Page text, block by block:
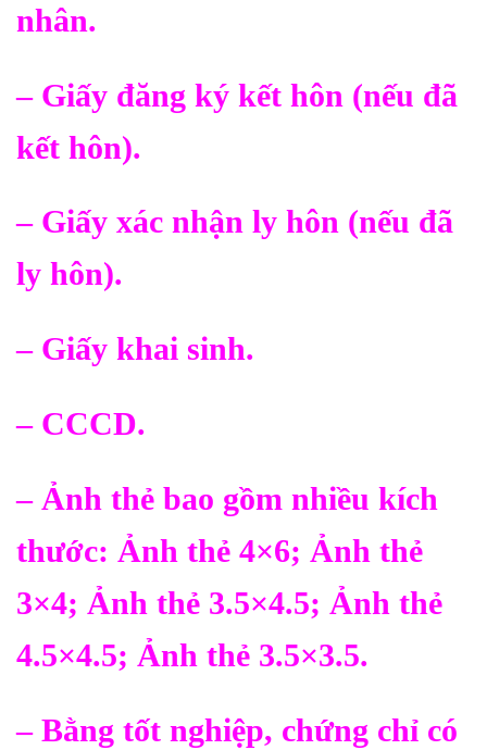
nhân.
– Giấy đăng ký kết hôn (nếu đã
kết hôn).
– Giấy xác nhận ly hôn (nếu đã
ly hôn).
– Giấy khai sinh.
– CCCD.
– Ảnh thẻ bao gồm nhiều kích
thước: Ảnh thẻ 4×6; Ảnh thẻ
3×4; Ảnh thẻ 3.5×4.5; Ảnh thẻ
4.5×4.5; Ảnh thẻ 3.5×3.5.
– Bằng tốt nghiệp, chứng chỉ có